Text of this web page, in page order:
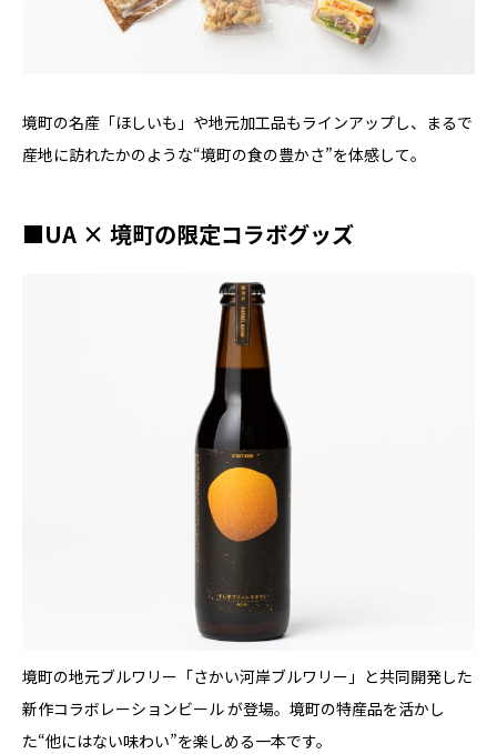
境町の名産「ほしいも」や地元加工品もラインアップし、まるで
産地に訪れたかのような“境町の食の豊かさ”を体感して。
■UA × 境町の限定コラボグッズ
境町の地元ブルワリー「さかい河岸ブルワリー」と共同開発した
新作コラボレーションビール が登場。境町の特産品を活かし
た“他にはない味わい”を楽しめる一本です。